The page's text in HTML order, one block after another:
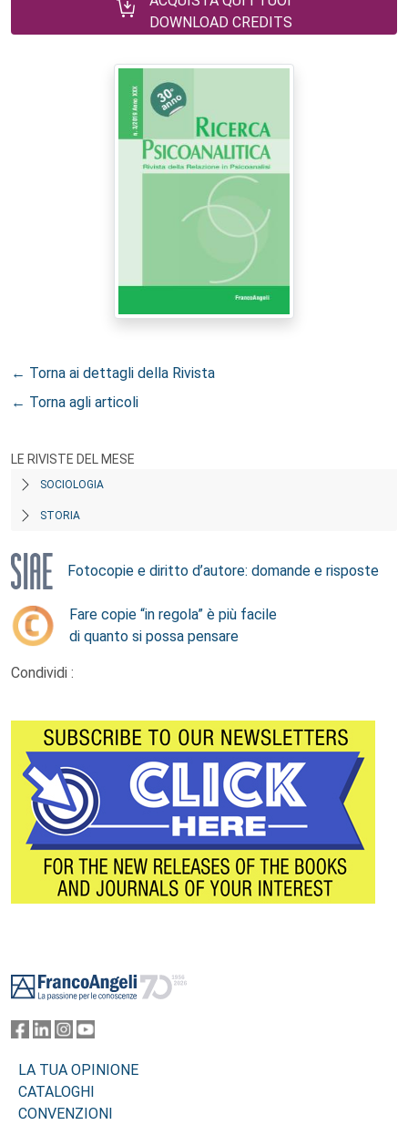
DOWNLOAD CREDITS
← Torna ai dettagli della Rivista
← Torna agli articoli
LE RIVISTE DEL MESE
SOCIOLOGIA
STORIA
Fotocopie e diritto d’autore: domande e risposte
Fare copie “in regola” è più facile
di quanto si possa pensare
Condividi :
LA TUA OPINIONE
CATALOGHI
CONVENZIONI